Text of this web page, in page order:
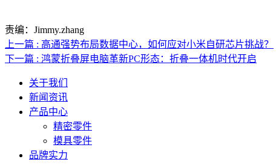
责编：Jimmy.zhang
上一篇 : 高通强势布局数据中心，如何应对小米自研芯片挑战？
下一篇 : 鸿蒙折叠屏电脑革新PC形态：折叠一体机时代开启
关于我们
新闻资讯
产品中心
精密零件
模具零件
品牌实力